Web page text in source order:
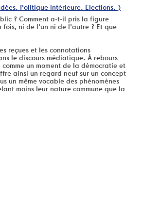
Politique intérieure. Elections. )
? Comment a-t-il pris la figure
ni de l'un ni de l'autre ? Et que
reçues et les connotations
le discours médiatique. À rebours
un moment de la démocratie et
ainsi un regard neuf sur un concept
un même vocable des phénomènes
moins leur nature commune que la